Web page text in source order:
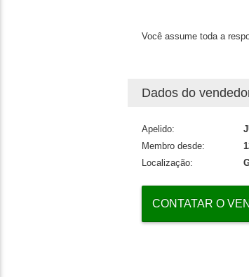
Você assume toda a
Dados do
Apelido:
Membro desde:
Localização:
CONTATAR O